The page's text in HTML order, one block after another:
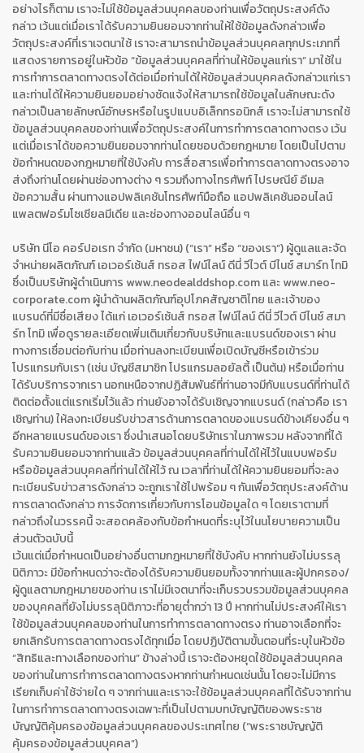
อย่างไรก็ตาม เราจะไม่ใช้ข้อมูลส่วนบุคคลของท่านเพื่อวัตถุประสงค์ดัง
กล่าว เว้นแต่เมื่อเราได้รับความยินยอมจากท่านให้ใช้ข้อมูลดังกล่าวเพื่อ
วัตถุประสงค์ที่เราเจตนาใช้ เราจะสามารถนำข้อมูลส่วนบุคคลทุกประเภทที่
แสดงรายการอยู่ในหัวข้อ “ข้อมูลส่วนบุคคลที่ท่านให้ข้อมูลแก่เรา” มาใช้ใน
การทำการตลาดทางตรงได้ต่อเมื่อท่านได้ให้ข้อมูลส่วนบุคคลดังกล่าวแก่เรา
และท่านได้ให้ความยินยอมอย่างชัดแจ้งให้สามารถใช้ข้อมูลในลักษณะดัง
กล่าวเป็นลายลักษณ์อักษรหรือในรูปแบบอิเล็กทรอนิกส์ เราจะไม่สามารถใช้
ข้อมูลส่วนบุคคลของท่านเพื่อวัตถุประสงค์ในการทำการตลาดทางตรง เว้น
แต่เมื่อเราได้ขอความยินยอมจากท่านโดยชอบด้วยกฎหมาย โดยเป็นไปตาม
ข้อกำหนดของกฎหมายที่ใช้บังคับ การสื่อสารเพื่อทำการตลาดทางตรงอาจ
ส่งถึงท่านโดยผ่านช่องทางต่าง ๆ รวมถึงทางโทรศัพท์ ไปรษณีย์ อีเมล
ข้อความสั้น ผ่านทางแอปพลิเคชันโทรศัพท์มือถือ แอปพลิเคชันออนไลน์
แพลตฟอร์มโซเชียลมีเดีย และช่องทางออนไลน์อื่น ๆ
บริษัท นีโอ คอร์ปอเรท จำกัด (มหาชน) (“เรา” หรือ “ของเรา”) ผู้ดูแลและจัด
จำหน่ายผลิตภัณฑ์ เอเวอร์เซ้นส์ ทรอส ไฟน์ไลน์ ดีนี่ วีไวต์ บีไนซ์ สมาร์ท โทมิ
ซึ่งเป็นบริษัทผู้ดำเนินการ www.neodealddshop.com และ www.neo-
corporate.com ผู้นำด้านผลิตภัณฑ์อุปโภคสัญชาติไทย และเจ้าของ
แบรนด์ที่มีชื่อเสียง ได้แก่ เอเวอร์เซ้นส์ ทรอส ไฟน์ไลน์ ดีนี่ วีไวต์ บีไนซ์ สมา
ร์ท โทมิ เพื่อดูรายละเอียดเพิ่มเติมเกี่ยวกับบริษัทและแบรนด์ของเรา ผ่าน
ทางการเชื่อมต่อกับท่าน เมื่อท่านลงทะเบียนเพื่อเปิดบัญชีหรือเข้าร่วม
โปรแกรมกับเรา (เช่น บัญชีสมาชิก โปรแกรมลอยัลตี้ เป็นต้น) หรือเมื่อท่าน
ได้รับบริการจากเรา นอกเหนือจากปฏิสัมพันธ์ที่ท่านอาจมีกับแบรนด์ที่ท่านได้
ติดต่อตั้งแต่แรกเริ่มไว้แล้ว ท่านยังอาจได้รับเชิญจากแบรนด์ (กล่าวคือ เรา
เชิญท่าน) ให้ลงทะเบียนรับข่าวสารด้านการตลาดของแบรนด์ข้างเคียงอื่น ๆ
อีกหลายแบรนด์ของเรา ซึ่งนำเสนอโดยบริษัทเราในภาพรวม หลังจากที่ได้
รับความยินยอมจากท่านแล้ว ข้อมูลส่วนบุคคลที่ท่านได้ให้ไว้ในแบบฟอร์ม
หรือข้อมูลส่วนบุคคลที่ท่านได้ให้ไว้ ณ เวลาที่ท่านได้ให้ความยินยอมที่จะลง
ทะเบียนรับข่าวสารดังกล่าว จะถูกเราใช้ไปพร้อม ๆ กันเพื่อวัตถุประสงค์ด้าน
การตลาดดังกล่าว การจัดการเกี่ยวกับการโอนข้อมูลใด ๆ โดยเราตามที่
กล่าวถึงในวรรคนี้ จะสอดคล้องกับข้อกำหนดที่ระบุไว้ในนโยบายความเป็น
ส่วนตัวฉบับนี้
เว้นแต่เมื่อกำหนดเป็นอย่างอื่นตามกฎหมายที่ใช้บังคับ หากท่านยังไม่บรรลุ
นิติภาวะ มีข้อกำหนดว่าจะต้องได้รับความยินยอมทั้งจากท่านและผู้ปกครอง/
ผู้ดูแลตามกฎหมายของท่าน เราไม่มีเจตนาที่จะเก็บรวบรวมข้อมูลส่วนบุคคล
ของบุคคลที่ยังไม่บรรลุนิติภาวะที่อายุต่ำกว่า 13 ปี หากท่านไม่ประสงค์ให้เรา
ใช้ข้อมูลส่วนบุคคลของท่านในการทำการตลาดทางตรง ท่านอาจเลือกที่จะ
ยกเลิกรับการตลาดทางตรงได้ทุกเมื่อ โดยปฏิบัติตามขั้นตอนที่ระบุในหัวข้อ
“สิทธิและทางเลือกของท่าน” ข้างล่างนี้ เราจะต้องหยุดใช้ข้อมูลส่วนบุคคล
ของท่านในการทำการตลาดทางตรงหากท่านกำหนดเช่นนั้น โดยจะไม่มีการ
เรียกเก็บค่าใช้จ่ายใด ๆ จากท่านและเราจะใช้ข้อมูลส่วนบุคคลที่ได้รับจากท่าน
ในการทำการตลาดทางตรงเฉพาะที่เป็นไปตามบทบัญญัติของพระราช
บัญญัติคุ้มครองข้อมูลส่วนบุคคลของประเทศไทย (“พระราชบัญญัติ
คุ้มครองข้อมูลส่วนบุคคล”)